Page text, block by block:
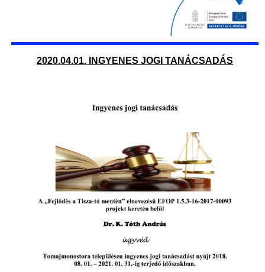
2020.04.01. INGYENES JOGI TANÁCSADÁS